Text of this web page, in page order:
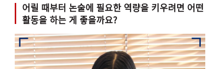
어릴 때부터 논술에 필요한 역량을 키우려면 어떤
활동을 하는 게 좋을까요?